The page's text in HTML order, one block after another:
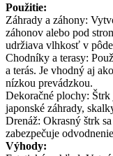
Použitie:
Záhrady a záhony:
záhonov alebo pod
udržiava vlhkosť v
Chodníky a terasy:
a terás. Je vhodný aj
nízkou prevádzkou.
Dekoračné plochy: Štrk
japonské záhrady,
Drenáž: Okrasný štrk
zabezpečuje
Výhody: